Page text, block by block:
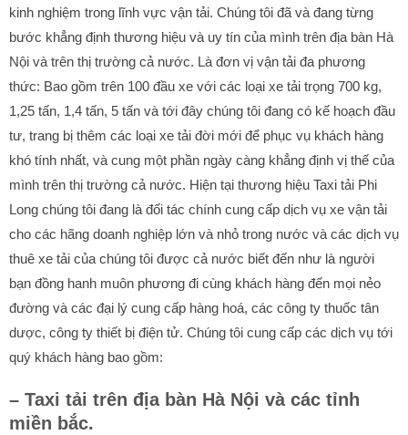
kinh nghiệm trong lĩnh vực vận tải. Chúng tôi đã và đang từng
bước khẳng định thương hiệu và uy tín của mình trên địa bàn Hà
Nội và trên thị trường cả nước. Là đơn vị vận tải đa phương
thức: Bao gồm trên 100 đầu xe với các loại xe tải trọng 700 kg,
1,25 tấn, 1,4 tấn, 5 tấn và tới đây chúng tôi đang có kế hoạch đầu
tư, trang bị thêm các loại xe tải đời mới để phục vụ khách hàng
khó tính nhất, và cung một phần ngày càng khẳng định vị thế của
mình trên thị trường cả nước. Hiện tại thương hiệu Taxi tải Phi
Long chúng tôi đang là đối tác chính cung cấp dịch vụ xe vận tải
cho các hãng doanh nghiệp lớn và nhỏ trong nước và các dịch vụ
thuê xe tải của chúng tôi được cả nước biết đến như là người
bạn đồng hanh muôn phương đi cùng khách hàng đến mọi nẻo
đường và các đại lý cung cấp hàng hoá, các công ty thuốc tân
dược, công ty thiết bị điện tử. Chúng tôi cung cấp các dịch vụ tới
quý khách hàng bao gồm:
– Taxi tải trên địa bàn Hà Nội và các tỉnh
miền bắc.